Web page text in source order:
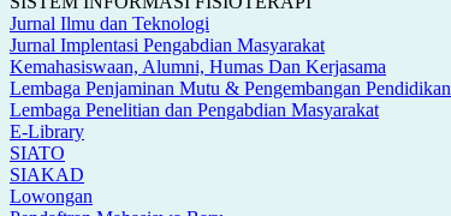
Jurnal Ilmu dan Teknologi
Jurnal Implentasi Pengabdian Masyarakat
Kemahasiswaan, Alumni, Humas Dan Kerjasama
Lembaga Penjaminan Mutu & Pengembangan Pendidikan
Lembaga Penelitian dan Pengabdian Masyarakat
E-Library
SIATO
SIAKAD
Lowongan